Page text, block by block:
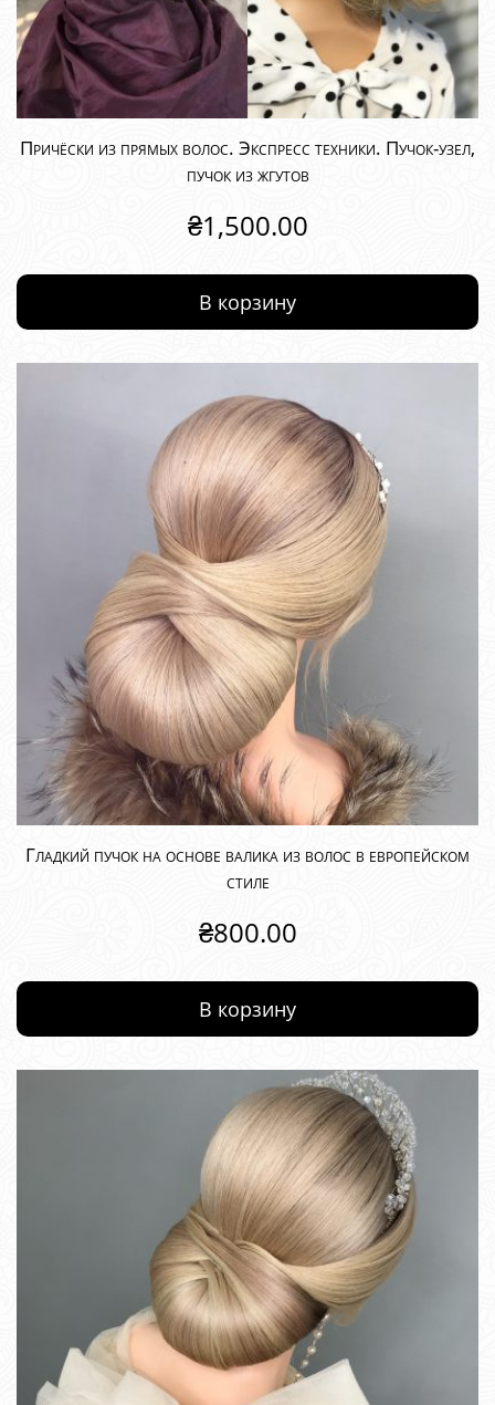
Причёски из прямых волос. Экспресс техники. Пучок-узел,
пучок из жгутов
₴1,500.00
В корзину
Гладкий пучок на основе валика из волос в европейском
стиле
₴800.00
В корзину